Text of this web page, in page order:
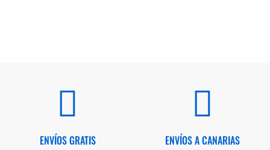
ENVÍOS GRATIS ENVÍOS A CANARIAS